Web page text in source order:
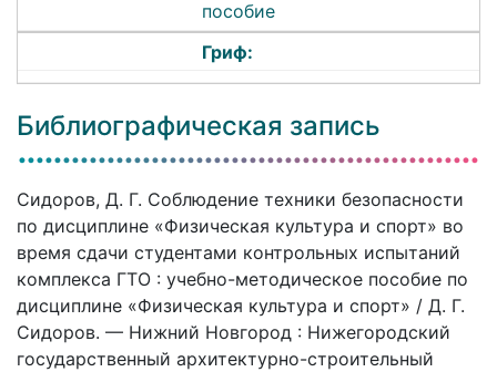
пособие
Гриф:
Библиографическая запись
Сидоров, Д. Г. Соблюдение техники безопасности
по дисциплине «Физическая культура и спорт» во
время сдачи студентами контрольных испытаний
комплекса ГТО : учебно-методическое пособие по
дисциплине «Физическая культура и спорт» / Д. Г.
Сидоров. — Нижний Новгород : Нижегородский
государственный архитектурно-строительный